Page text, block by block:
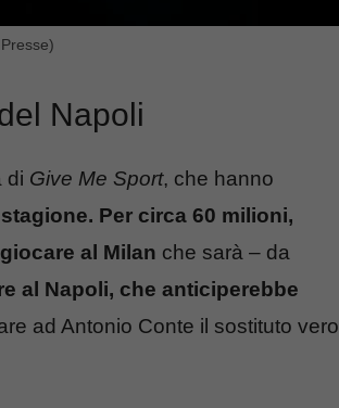
Napoli
di Give Me Sport, che hanno
Per circa 60 milioni,
al Milan che sarà – da
al Napoli, che anticiperebbe
ad Antonio Conte il sostituto vero